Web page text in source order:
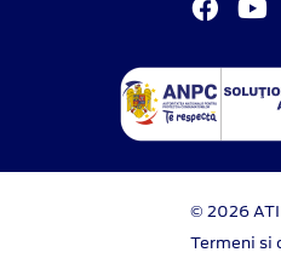
© 2026
Termeni si